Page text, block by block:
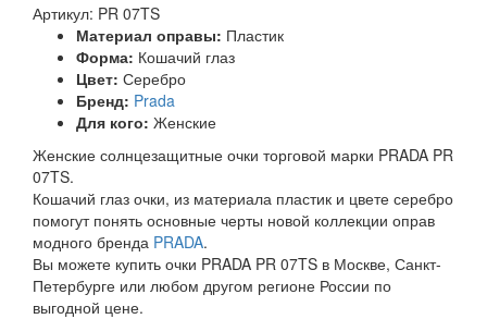
Артикул: PR 07TS
Материал оправы: Пластик
Форма: Кошачий глаз
Цвет: Серебро
Бренд: Prada
Для кого: Женские
Женские солнцезащитные очки торговой марки PRADA PR
07TS.
Кошачий глаз очки, из материала пластик и цвете серебро
помогут понять основные черты новой коллекции оправ
модного бренда PRADA.
Вы можете купить очки PRADA PR 07TS в Москве, Санкт-
Петербурге или любом другом регионе России по
выгодной цене.